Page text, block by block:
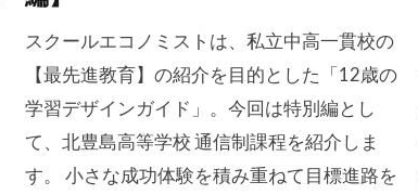
スクールエコノミストは、私立中高一貫校の
【最先進教育】の紹介を目的とした「12歳の
学習デザインガイド」。今回は特別編とし
て、北豊島高等学校 通信制課程を紹介しま
す。 小さな成功体験を積み重ねて目標進路を